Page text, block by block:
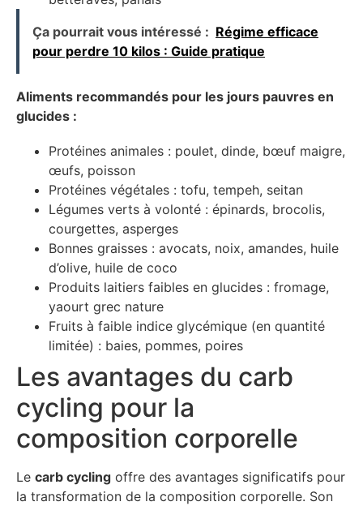
Ça pourrait vous intéressé : Régime efficace
pour perdre 10 kilos : Guide pratique
Aliments recommandés pour les jours pauvres en
glucides :
Protéines animales : poulet, dinde, bœuf maigre,
œufs, poisson
Protéines végétales : tofu, tempeh, seitan
Légumes verts à volonté : épinards, brocolis,
courgettes, asperges
Bonnes graisses : avocats, noix, amandes, huile
d’olive, huile de coco
Produits laitiers faibles en glucides : fromage,
yaourt grec nature
Fruits à faible indice glycémique (en quantité
limitée) : baies, pommes, poires
Les avantages du carb
cycling pour la
composition corporelle
Le carb cycling offre des avantages significatifs pour
la transformation de la composition corporelle. Son